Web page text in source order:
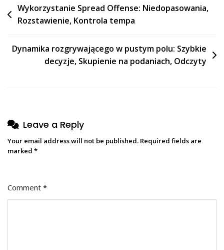
Post
navigation
Wykorzystanie Spread Offense: Niedopasowania,
Rozstawienie, Kontrola tempa
Dynamika rozgrywającego w pustym polu: Szybkie
decyzje, Skupienie na podaniach, Odczyty
Leave a Reply
Your email address will not be published. Required fields are
marked *
Comment *